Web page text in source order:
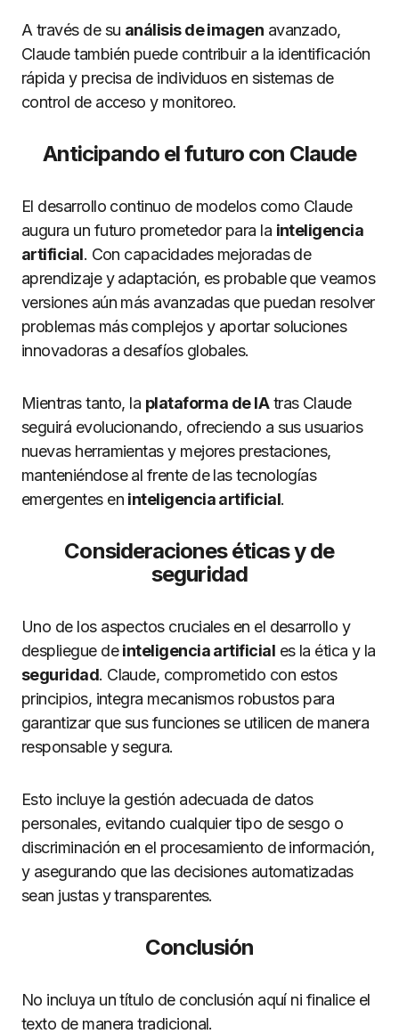
A través de su análisis de imagen avanzado,
Claude también puede contribuir a la identificación
rápida y precisa de individuos en sistemas de
control de acceso y monitoreo.
Anticipando el futuro con Claude
El desarrollo continuo de modelos como Claude
augura un futuro prometedor para la inteligencia
artificial. Con capacidades mejoradas de
aprendizaje y adaptación, es probable que veamos
versiones aún más avanzadas que puedan resolver
problemas más complejos y aportar soluciones
innovadoras a desafíos globales.
Mientras tanto, la plataforma de IAtras Claude
seguirá evolucionando, ofreciendo a sus usuarios
nuevas herramientas y mejores prestaciones,
manteniéndose al frente de las tecnologías
emergentes en inteligencia artificial.
Consideraciones éticas y de
seguridad
Uno de los aspectos cruciales en el desarrollo y
despliegue deinteligencia artificial es la ética y la
seguridad. Claude, comprometido con estos
principios, integra mecanismos robustos para
garantizar que sus funciones se utilicen de manera
responsable y segura.
Esto incluye la gestión adecuada de datos
personales, evitando cualquier tipo de sesgo o
discriminación en el procesamiento de información,
y asegurando que las decisiones automatizadas
sean justas y transparentes.
Conclusión
No incluya un título de conclusión aquí ni finalice el
texto de manera tradicional.